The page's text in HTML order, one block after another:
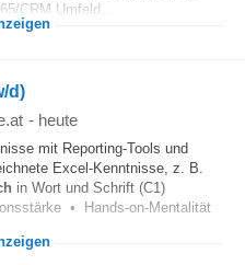
CRM Umfeld...
d)
- heute
mit Reporting-Tools und
Excel-Kenntnisse, z. B.
in Wort und Schrift (C1)
• Hands-on-Mentalität